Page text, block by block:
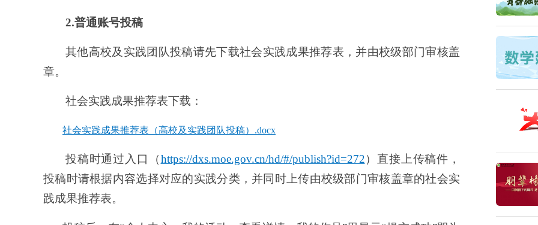
2.普通账号投稿
其他高校及实践团队投稿请先下载社会实践成果推荐表，并由校级部门审核盖
章。
社会实践成果推荐表下载：
社会实践成果推荐表（高校及实践团队投稿）.docx
投稿时通过入口（https://dxs.moe.gov.cn/hd/#/publish?id=272） 直接上传稿件，
投稿时请根据内容选择对应的实践分类，并同时上传由校级部门审核盖章的社会实
践成果推荐表。